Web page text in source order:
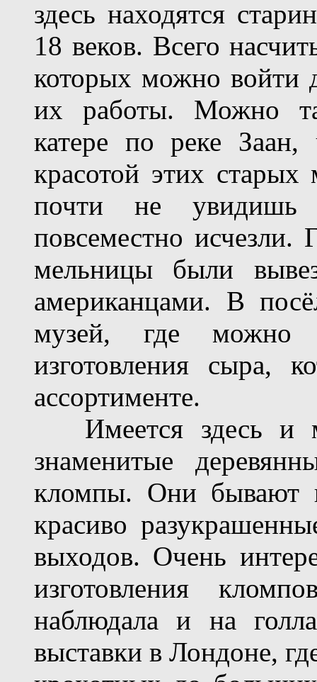
здесь находятся
18 веков. Всего
которых можно войти
их работы. Можно
катере по реке Заан,
красотой этих старых
почти не увидишь
повсеместно исчезли.
мельницы были
американцами. В
музей, где можно
изготовления сыра,
ассортименте.
Имеется здесь и
знаменитые
кломпы. Они бывают
красиво
выходов. Очень
изготовления
наблюдала и на
выставки в Лондоне,